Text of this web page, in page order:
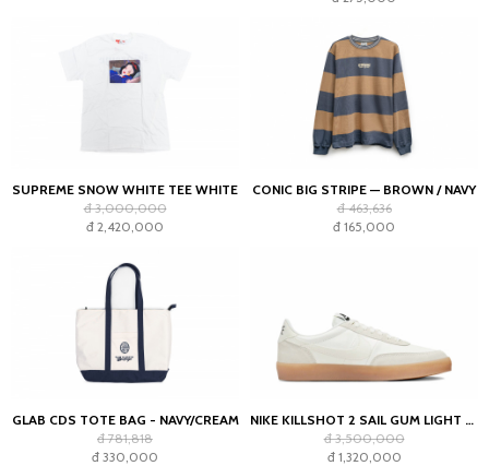
SUPREME SNOW WHITE TEE WHITE
đ 3,000,000
đ 2,420,000
CONIC BIG STRIPE — BROWN / NAVY
đ 463,636
đ 165,000
GLAB CDS TOTE BAG - NAVY/CREAM
đ 781,818
đ 330,000
NIKE KILLSHOT 2 SAIL GUM LIGHT OREWOOD BROWN (WOMEN'S)
đ 3,500,000
đ 1,320,000